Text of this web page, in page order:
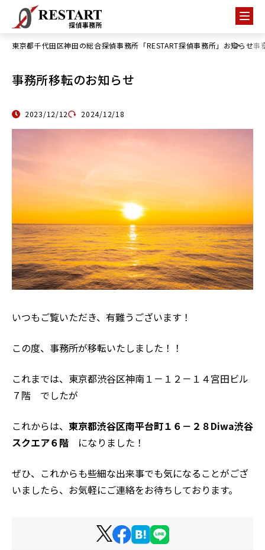
東京都千代田区神田の総合探偵事務所「RESTART探偵事務所」 お知らせ事
事務所移転のお知らせ
2023/12/12 2024/12/18
いつもご覧いただき、有難うございます！
この度、事務所が移転いたしました！！
これまでは、東京都渋谷区神南１－１２－１４宮田ビル
７階 でしたが
これからは、 東京都渋谷区南平台町１６－２８Diwa渋谷
スクエア６階 になりました！
ぜひ、これからも些細な出来事でも気になることがござ
いましたら、お気軽にご連絡をお待ちしております。